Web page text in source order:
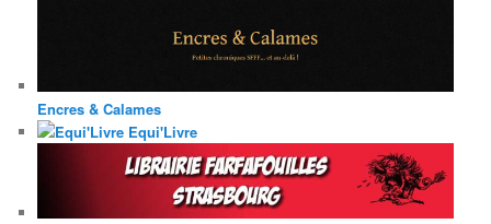
Encres & Calames
Equi'Livre